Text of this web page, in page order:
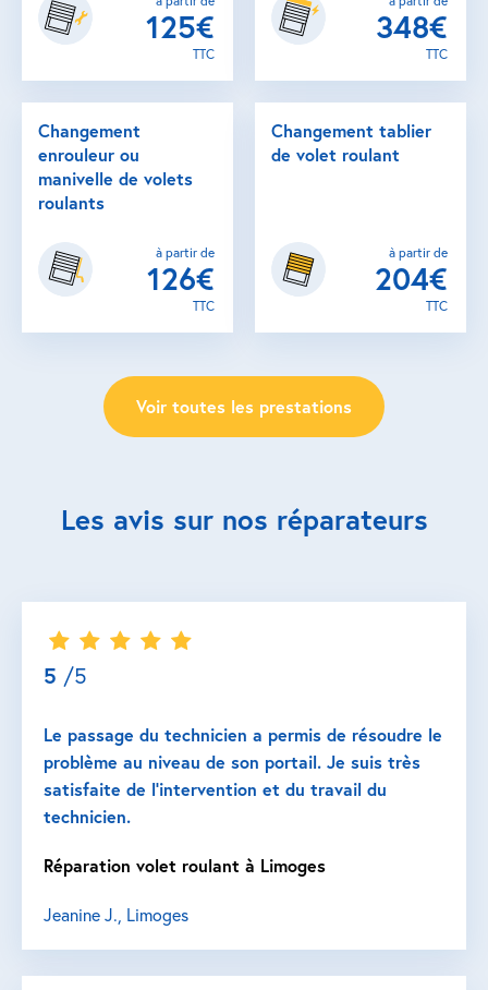
125€
TTC
348€
TTC
Changement
enrouleur ou
manivelle de volets
roulants
à partir de
126€
TTC
Changement tablier
de volet roulant
à partir de
204€
TTC
Voir toutes les prestations
Les avis sur nos réparateurs
5 /5
Le passage du technicien a permis de résoudre le
problème au niveau de son portail. Je suis très
satisfaite de l’intervention et du travail du
technicien.
Réparation volet roulant à Limoges
Jeanine J., Limoges